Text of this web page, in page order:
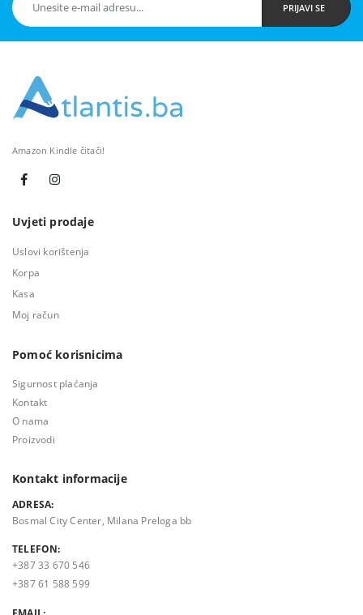
PRIJAVI SE
Amazon Kindle čitači!
Uvjeti prodaje
Uslovi korištenja
Korpa
Kasa
Moj račun
Pomoć korisnicima
Sigurnost plaćanja
Kontakt
O nama
Proizvodi
Kontakt informacije
ADRESA:
Bosmal City Center, Milana Preloga bb
TELEFON:
+387 33 670 546
+387 61 588 599
EMAIL: